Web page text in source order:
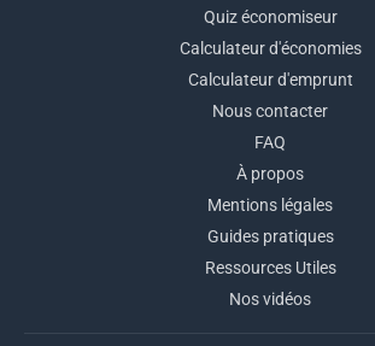
Quiz économiseur
Calculateur d'économies
Calculateur d'emprunt
Nous contacter
FAQ
À propos
Mentions légales
Guides pratiques
Ressources Utiles
Nos vidéos